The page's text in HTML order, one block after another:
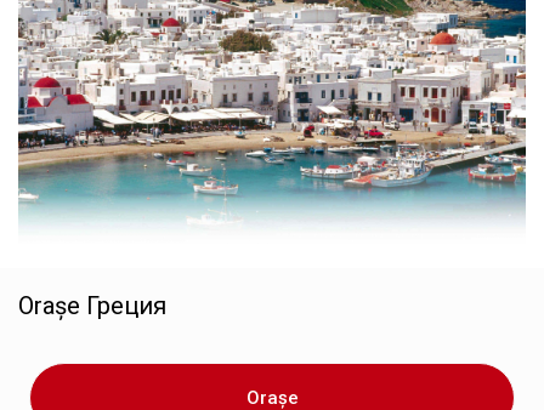
Orașe Греция
Orașe